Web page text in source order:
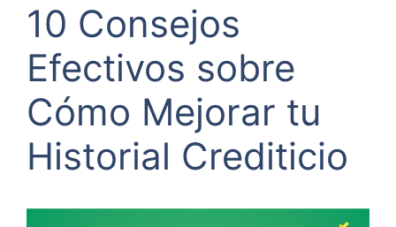
10 Consejos
Efectivos sobre
Cómo Mejorar tu
Historial Crediticio